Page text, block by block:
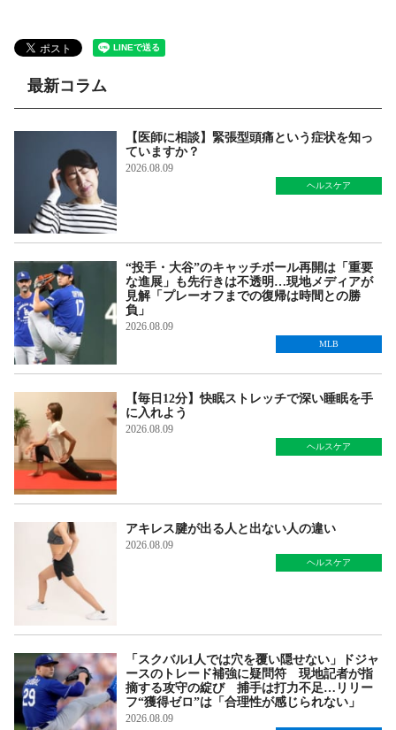
最新コラム
【医師に相談】緊張型頭痛という症状を知っ
ていますか？
2026.08.09
ヘルスケア
“投手・大谷”のキャッチボール再開は「重要
な進展」も先行きは不透明…現地メディアが
見解「プレーオフまでの復帰は時間との勝
負」
2026.08.09
MLB
【毎日12分】快眠ストレッチで深い睡眠を手
に入れよう
2026.08.09
ヘルスケア
アキレス腱が出る人と出ない人の違い
2026.08.09
ヘルスケア
「スクバル1人では穴を覆い隠せない」ドジャ
ースのトレード補強に疑問符 現地記者が指
摘する攻守の綻び 捕手は打力不足…リリー
フ“獲得ゼロ”は「合理性が感じられない」
2026.08.09